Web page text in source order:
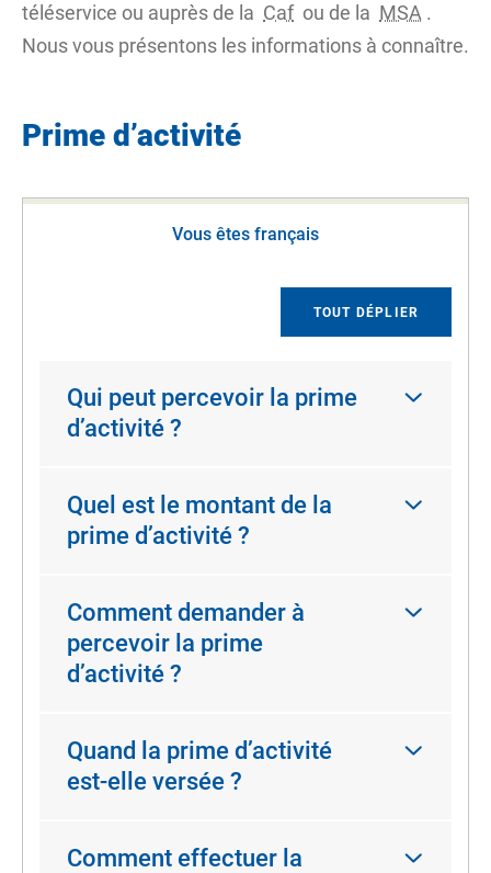
téléservice ou auprès de la Cafou de la MSA .
Nous vous présentons les informations à connaître.
Prime d’activité
Vous êtes français
TOUT DÉPLIER
Qui peut percevoir la prime
d’activité ?
Quel est le montant de la
prime d’activité ?
Comment demander à
percevoir la prime
d’activité ?
Quand la prime d’activité
est-elle versée ?
Comment effectuer la